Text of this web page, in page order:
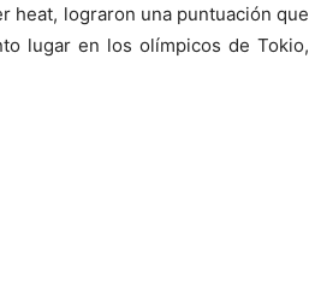
heat, lograron una puntuación que
lugar en los olímpicos de Tokio,